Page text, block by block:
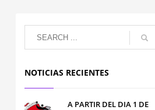
NOTICIAS RECIENTES
A PARTIR DEL DIA 1 DE